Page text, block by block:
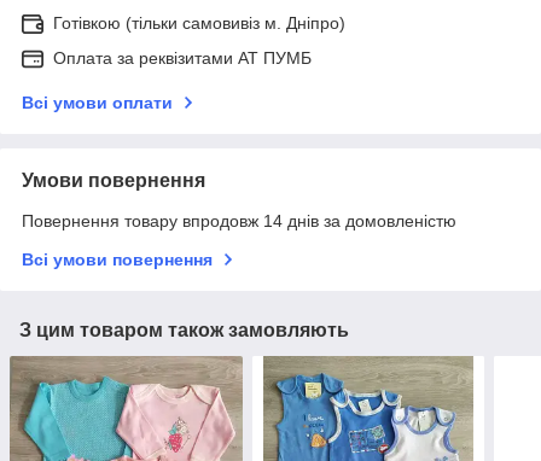
Готівкою (тільки самовивіз м. Дніпро)
Оплата за реквізитами АТ ПУМБ
Всі умови оплати
Умови повернення
Повернення товару впродовж 14 днів за домовленістю
Всі умови повернення
З цим товаром також замовляють